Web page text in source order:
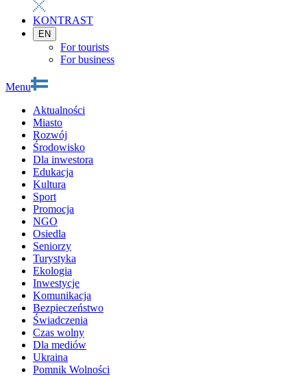
KONTRAST
EN
For tourists
For business
Menu
Aktualności
Miasto
Rozwój
Środowisko
Dla inwestora
Edukacja
Kultura
Sport
Promocja
NGO
Osiedla
Seniorzy
Turystyka
Ekologia
Inwestycje
Komunikacja
Bezpieczeństwo
Świadczenia
Czas wolny
Dla mediów
Ukraina
Pomnik Wolności